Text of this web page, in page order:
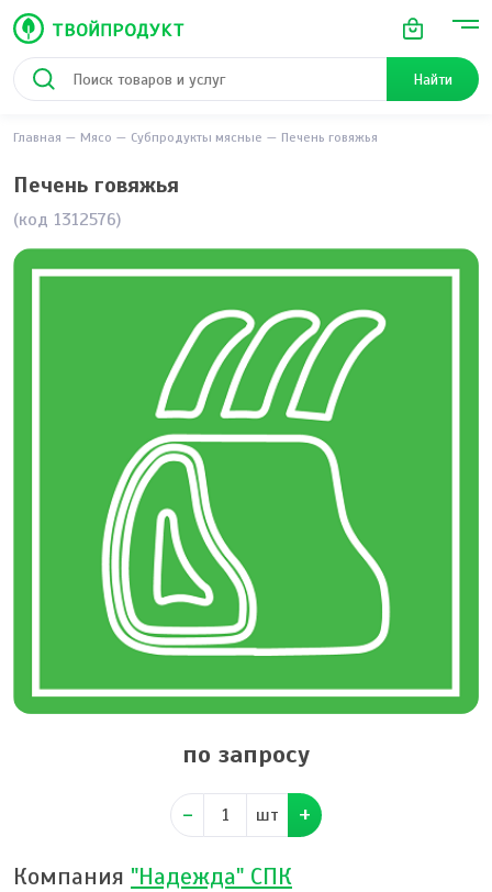
Найти
Главная Мясо Субпродукты мясные Печень говяжья
Печень говяжья
(код 1312576)
по запросу
шт
Компания "Надежда" СПК